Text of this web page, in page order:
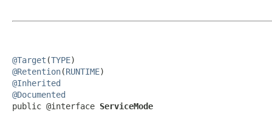
@Target (TYPE
@Retention(RUNTIME
@Inherited
@Documented
public @interface ServiceMode